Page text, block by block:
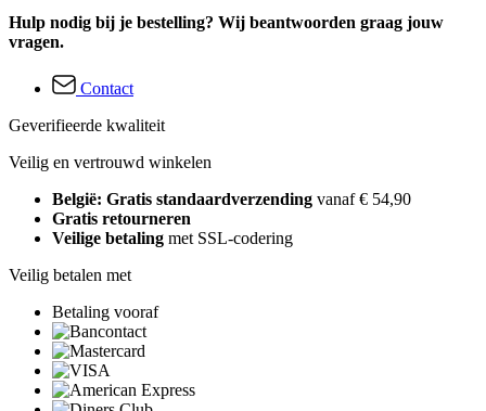
Hulp nodig bij je bestelling? Wij beantwoorden graag jouw
vragen.
Contact
Geverifieerde kwaliteit
Veilig en vertrouwd winkelen
België: Gratis standaardverzending vanaf € 54,90
Gratis retourneren
Veilige betaling met SSL-codering
Veilig betalen met
Betaling vooraf